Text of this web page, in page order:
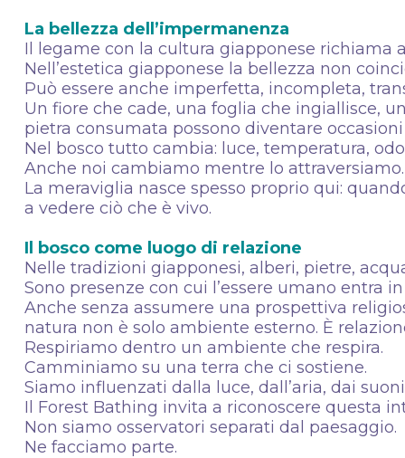
La bellezza dell’impermanenza
Il legame con la cultura giapponese richiama
Nell’estetica giapponese la bellezza non
Può essere anche imperfetta, incompleta,
Un fiore che cade, una foglia che ingiallisce,
pietra consumata possono diventare
Nel bosco tutto cambia: luce, temperatura,
Anche noi cambiamo mentre lo
La meraviglia nasce spesso proprio qui:
a vedere ciò che è vivo.
Il bosco come luogo di relazione
Nelle tradizioni giapponesi, alberi, pietre,
Sono presenze con cui l’essere umano entra
Anche senza assumere una prospettiva
natura non è solo ambiente esterno. È
Respiriamo dentro un ambiente che respira.
Camminiamo su una terra che ci sostiene.
Siamo influenzati dalla luce, dall’aria, dai
Il Forest Bathing invita a riconoscere questa
Non siamo osservatori separati dal paesaggio.
Ne facciamo parte.